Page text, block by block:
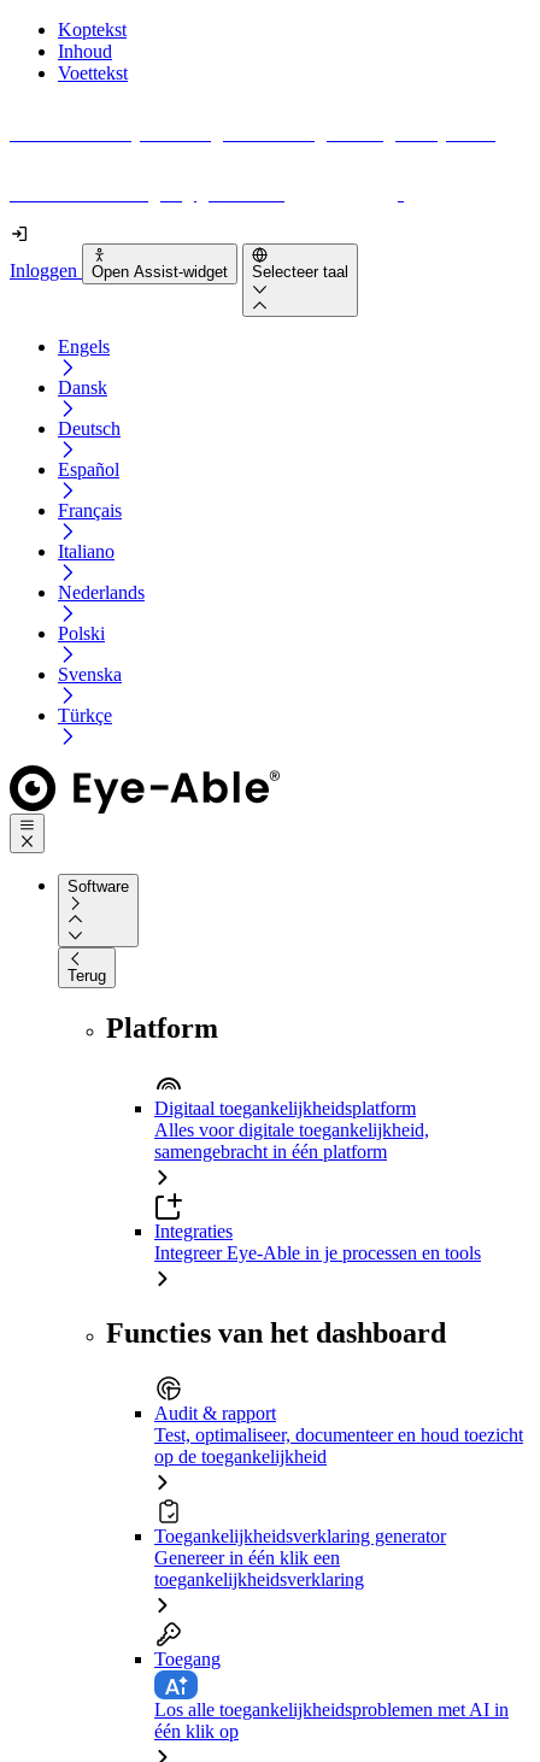
Koptekst
Inhoud
Voettekst
Inloggen Open Assist-widget Selecteer taal
Engels
Dansk
Deutsch
Español
Français
Italiano
Nederlands
Polski
Svenska
Türkçe
Software
Terug
Platform
Digitaal toegankelijkheidsplatform
Alles voor digitale toegankelijkheid,
samengebracht in één platform
Integraties
Integreer Eye-Able in je processen en tools
Functies van het dashboard
Audit & rapport
Test, optimaliseer, documenteer en houd toezicht
op de toegankelijkheid
Toegankelijkheidsverklaring generator
Genereer in één klik een
toegankelijkheidsverklaring
Toegang
Los alle toegankelijkheidsproblemen met AI in
één klik op